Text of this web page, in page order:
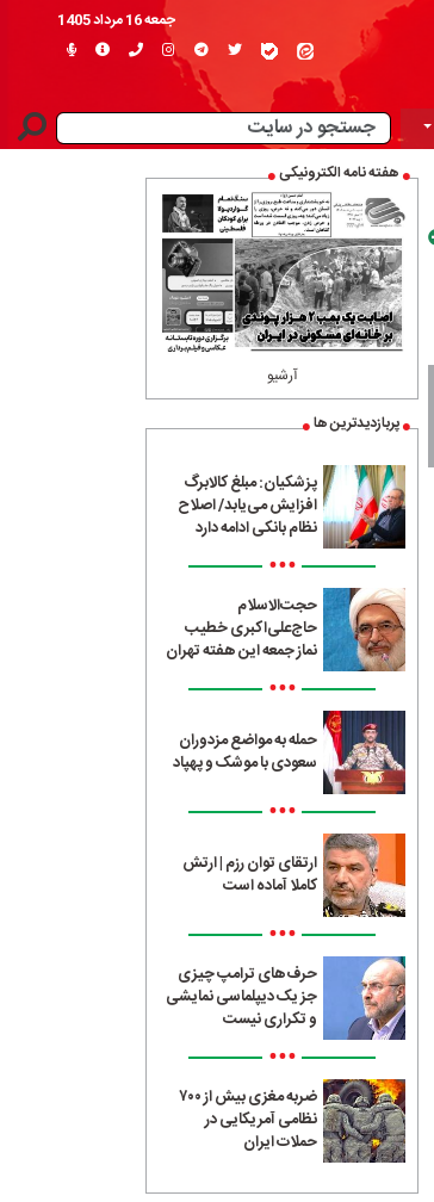
جمعه 16 مرداد 1405
هفته نامه الکترونیکی
آرشیو
پربازدیدترین ها
پزشکیان: مبلغ کالابرگ
افزایش می‌یابد/ اصلاح
نظام بانکی ادامه دارد
•••
حجت‌الاسلام
حاج‌علی‌اکبری خطیب
نماز جمعه این هفته تهران
•••
حمله به مواضع مزدوران
سعودی با موشک و پهپاد
•••
ارتقای توان رزم | ارتش
کاملا آماده است
•••
حرف‌های ترامپ چیزی
جز یک دیپلماسی نمایشی
و تکراری نیست
•••
ضربه مغزی بیش از ۷۰۰
نظامی آمریکایی در
حملات ایران